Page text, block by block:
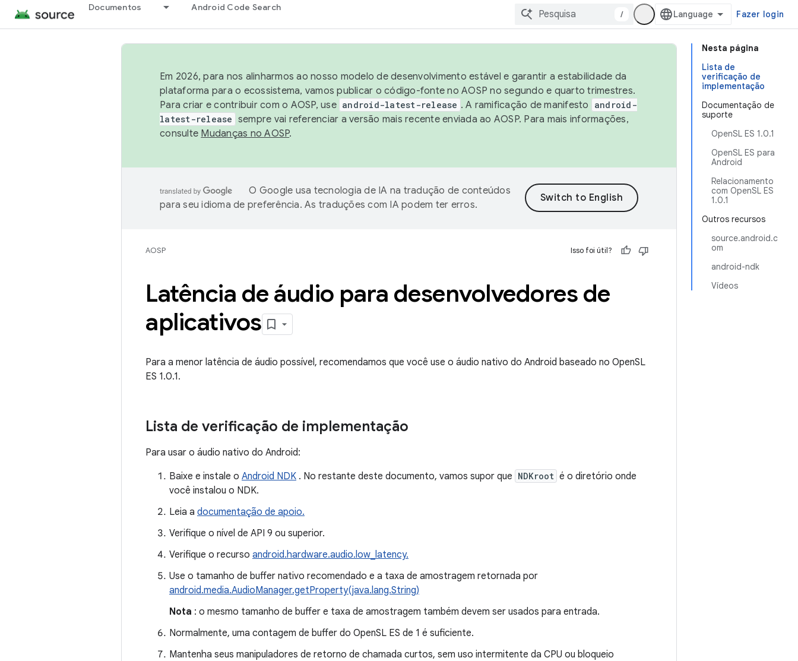
Documentos Android Code Search
/ Fazer login
Nesta página
Lista de
verificação de
implementação
Documentação de
suporte
OpenSL ES 1.0.1
OpenSL ES para
Android
Relacionamento
com OpenSL ES
1.0.1
Outros recursos
source.android.c
om
android-ndk
Vídeos
Em 2026, para nos alinharmos ao nosso modelo de desenvolvimento estável e garantir a estabilidade da
plataforma para o ecossistema, vamos publicar o código-fonte no AOSP no segundo e quarto trimestres.
Para criar e contribuir com o AOSP, use android-latest-release . A ramificação de manifesto
android-
latest-release sempre vai referenciar a versão mais recente enviada ao AOSP. Para mais informações,
consulte Mudanças no AOSP.
O Google usa tecnologia de IA na tradução de conteúdos
para seu idioma de preferência. As traduções com IA podem ter erros.
AOSP Isso foi útil?
Latência de áudio para desenvolvedores de
aplicativos
Para a menor latência de áudio possível, recomendamos que você use o áudio nativo do Android baseado no OpenSL
ES 1.0.1.
Lista de verificação de implementação
Para usar o áudio nativo do Android:
Baixe e instale o Android NDK . No restante deste documento, vamos supor que NDKroot é o diretório onde
você instalou o NDK.
Leia a documentação de apoio.
Verifique o nível de API 9 ou superior.
Verifique o recurso android.hardware.audio.low_latency.
Use o tamanho de buffer nativo recomendado e a taxa de amostragem retornada por
android.media.AudioManager.getProperty(java.lang.String)
Nota : o mesmo tamanho de buffer e taxa de amostragem também devem ser usados ​​para entrada.
Normalmente, uma contagem de buffer do OpenSL ES de 1 é suficiente.
Mantenha seus manipuladores de retorno de chamada curtos, sem uso intermitente da CPU ou bloqueio